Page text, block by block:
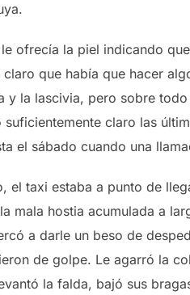
ofrecía la piel indicando
que había que hacer
y la lascivia, pero sobre
claro las
el sábado cuando una
el taxi estaba a punto de
mala hostia acumulada a
a darle un beso de
de golpe. Le agarró la
la falda, bajó sus